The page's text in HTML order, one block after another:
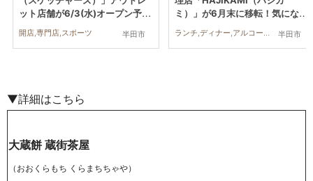
半田市
ット店舗が6/3(水)オープン予
開店,専門店,スポーツ 半田市
ミ）」が6月末に移転！気になる
▼詳細はこちら
大蔵餅 蔵街茶屋
（おおくらもち くらまちちゃや）